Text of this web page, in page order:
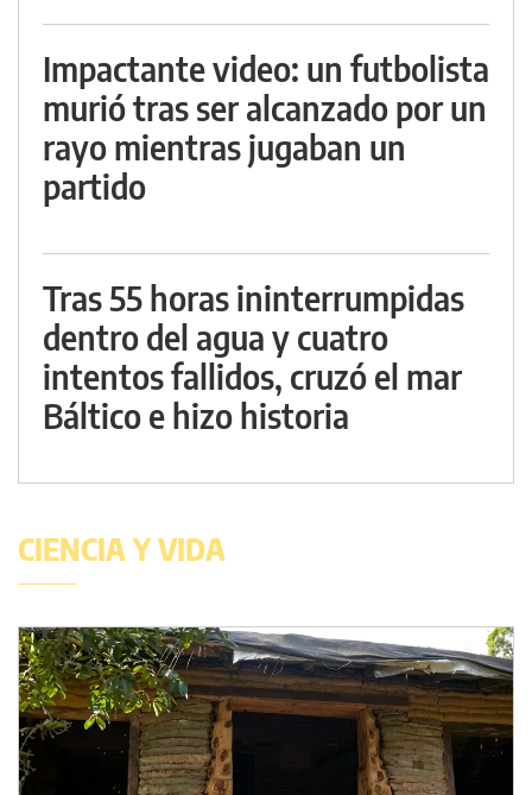
Impactante video: un futbolista
murió tras ser alcanzado por un
rayo mientras jugaban un
partido
Tras 55 horas ininterrumpidas
dentro del agua y cuatro
intentos fallidos, cruzó el mar
Báltico e hizo historia
CIENCIA Y VIDA